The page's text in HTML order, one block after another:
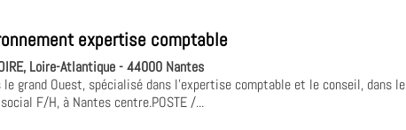
expertise comptable
Loire-Atlantique - 44000 Nantes
le grand Ouest, spécialisé dans l'expertise comptable et le conseil, dans le
F/H, à Nantes centre.POSTE /...